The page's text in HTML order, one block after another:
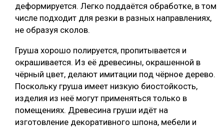
деформируется. Легко поддаётся обработке, в том
числе подходит для резки в разных направлениях,
не образуя сколов.
Груша хорошо полируется, пропитывается и
окрашивается. Из её древесины, окрашенной в
чёрный цвет, делают имитации под чёрное дерево.
Поскольку груша имеет низкую биостойкость,
изделия из неё могут применяться только в
помещениях. Древесина груши идёт на
изготовление декоративного шпона, мебели и